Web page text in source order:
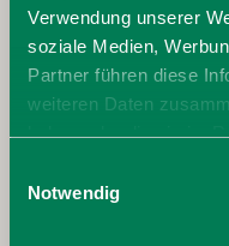
Verwendung unserer
soziale Medien,
Partner führen diese
weiteren Daten
haben oder die sie im
Cookies, wenn Sie
Notwendig